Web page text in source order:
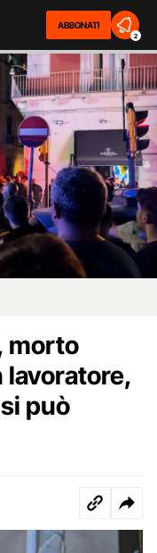
ABBONATI
2
morto
lavoratore,
può